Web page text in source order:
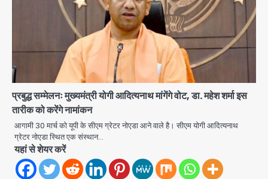
प्रबुद्ध सम्मेलनः मुख्यमंत्री योगी आदित्यनाथ मांगेंगे वोट, डा. महेश शर्मा इस
तारीक को करेंगे नामांकन
आगामी 30 मार्च को यूपी के सीएम ग्रेटर नोएडा आने वाले है। सीएम योगी आदित्यनाथ
ग्रेटर नोएडा स्थित एक संस्थान…
यहां से शेयर करें
शिवभक्त नहीं, आतंकवादी हैं’, मौलाना का
कांवड़ियों पर विवादित बयान, BJP विधायक ने
कराई FIR, NSA की मांग
Avinash Kumar
1
Har Ghar Tiranga Campaign:
गौतमबुद्धनगर में 9 से 17 अगस्त तक चलेगा जन-
जागरूकता महाअभियान, डीएम ने की समीक्षा
बैठक
Avinash Kumar
एंटी-बर्गलरी सेल की बड़ी कामयाबी, चोरी के
माल की खरीद-फरोख्त करने वाले गिरोह का
भंडाफोड़
Team JHJ